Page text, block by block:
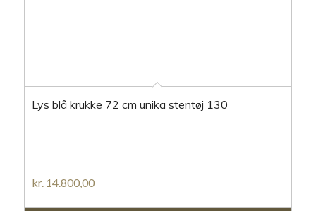
Lys blå krukke 72 cm unika stentøj 130
kr.14.800,00